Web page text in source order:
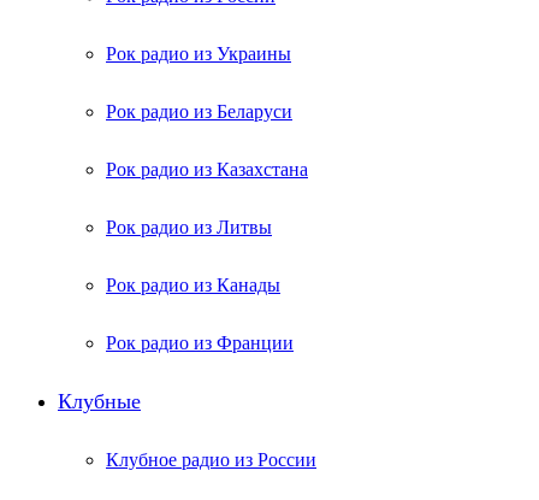
Рок радио из Украины
Рок радио из Беларуси
Рок радио из Казахстана
Рок радио из Литвы
Рок радио из Канады
Рок радио из Франции
Клубные
Клубное радио из России